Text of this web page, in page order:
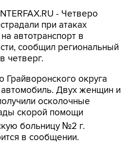
- Четверо
при атаках
автотранспорт в
сообщил региональный
четверг.
округа
автомобиль. Двух женщин и
осколочные
скорой помощи
больницу №2 г.
в сообщении.